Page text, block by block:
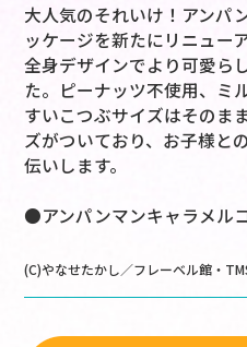
大人気のそれいけ！アンパ
ッケージを新たにリニュー
全身デザインでより可愛ら
た。ピーナッツ不使用、ミ
すいこつぶサイズはそのま
ズがついており、お子様と
伝いします。
●アンパンマンキャラメル
(C)やなせたかし／フレーベル館・